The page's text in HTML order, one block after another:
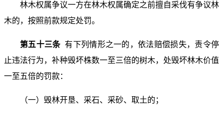
林木权属争议一方在林木权属确定之前擅自采伐有争议林
木的，按照前款规定处罚。
第五十三条有下列情形之一的，依法赔偿损失，责令停
止违法行为，补种毁坏株数一至三倍的树木，处毁坏林木价值
一至五倍的罚款：
（一）毁林开垦、采石、采砂、取土的；